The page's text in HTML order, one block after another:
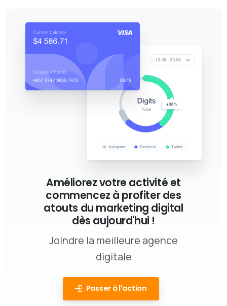
Améliorez votre activité et
commencez à profiter des
atouts du marketing digital
dès aujourd'hui !
Joindre la meilleure agence
digitale
Passer à l'action